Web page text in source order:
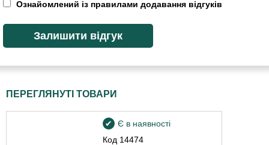
Ознайомлений із правилами додавання відгуків
ПЕРЕГЛЯНУТІ ТОВАРИ
Код 14474
Є в наявності